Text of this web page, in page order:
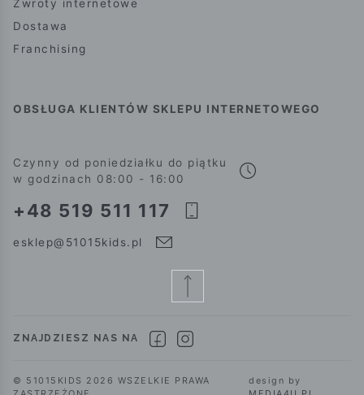
Zwroty internetowe
Dostawa
Franchising
OBSŁUGA KLIENTÓW SKLEPU INTERNETOWEGO
Czynny od poniedziałku do piątku
w godzinach 08:00 - 16:00
+48 519 511 117
esklep@51015kids.pl
ZNAJDZIESZ NAS NA
© 51015KIDS 2026 WSZELKIE PRAWA
design by